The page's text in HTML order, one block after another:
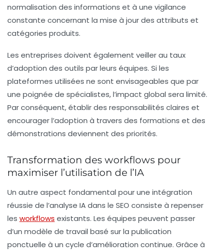
normalisation des informations et à une vigilance
constante concernant la mise à jour des attributs et
catégories produits.
Les entreprises doivent également veiller au taux
d’adoption des outils par leurs équipes. Si les
plateformes utilisées ne sont envisageables que par
une poignée de spécialistes, l’impact global sera limité.
Par conséquent, établir des responsabilités claires et
encourager l’adoption à travers des formations et des
démonstrations deviennent des priorités.
Transformation des workflows pour
maximiser l’utilisation de l’IA
Un autre aspect fondamental pour une intégration
réussie de l’analyse IA dans le SEO consiste à repenser
les workflows existants. Les équipes peuvent passer
d’un modèle de travail basé sur la publication
ponctuelle à un cycle d’amélioration continue. Grâce à